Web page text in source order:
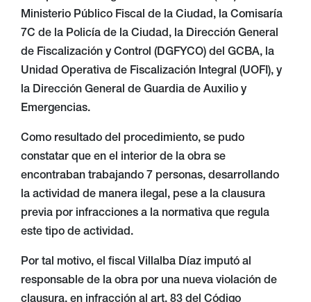
previa por infracciones a la normativa que regula
este tipo de actividad.
Por tal motivo, el fiscal Villalba Díaz imputó al
responsable de la obra por una nueva violación de
clausura, en infracción al art. 83 del Código
Contravencional, y dispuso la inmediata
identificación y desalojo de los operarios que se
encontraban trabajando en el lugar.
Sociedad